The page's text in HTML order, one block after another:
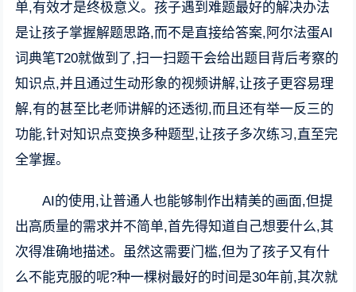
单,有效才是终极意义。孩子遇到难题最好的解决办法
是让孩子掌握解题思路,而不是直接给答案,阿尔法蛋AI
词典笔T20就做到了,扫一扫题干会给出题目背后考察的
知识点,并且通过生动形象的视频讲解,让孩子更容易理
解,有的甚至比老师讲解的还透彻,而且还有举一反三的
功能,针对知识点变换多种题型,让孩子多次练习,直至完
全掌握。
AI的使用,让普通人也能够制作出精美的画面,但提
出高质量的需求并不简单,首先得知道自己想要什么,其
次得准确地描述。虽然这需要门槛,但为了孩子又有什
么不能克服的呢?种一棵树最好的时间是30年前,其次就